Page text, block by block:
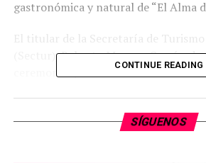
gastronómica y natural de “El Alma
El titular de la Secretaría de Turismo
(Sectur), Roberto Monroy García,
ceremonia que estosCONTINUE READING
SÍGUENOS